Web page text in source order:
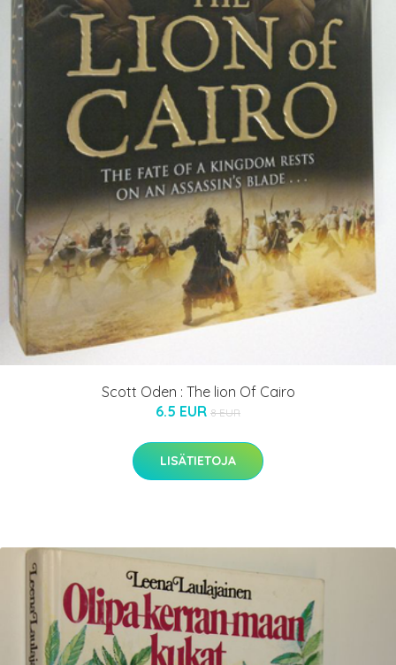
Scott Oden : The lion Of Cairo
6.5 EUR 8 EUR
LISÄTIETOJA